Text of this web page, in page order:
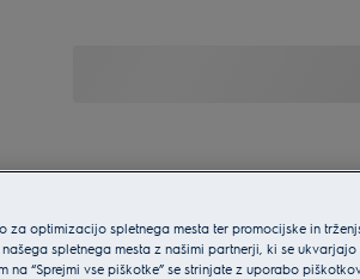
optimizacijo spletnega mesta ter promocijske in
spletnega mesta z našimi partnerji, ki se ukvarjajo
“Sprejmi vse piškotke” se strinjate z uporabo